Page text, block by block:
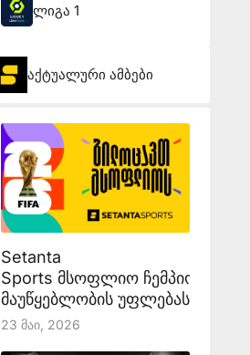
ლიგა 1
აქტუალური ამბები
Setanta
Sports მსოფლიო ჩემპიონატის
მაუწყებლობის უფლებას
23 Მაი, 2026